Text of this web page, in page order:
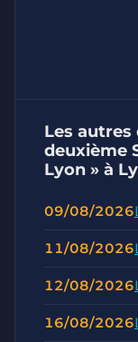
Les autres
deuxième
Lyon » à
09/08/2026
11/08/2026
12/08/2026
16/08/2026